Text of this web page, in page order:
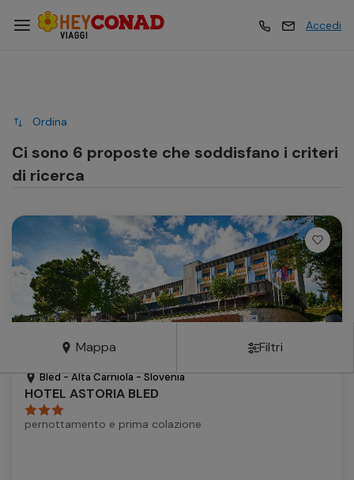
Esperienze
Crociere
Traghetti
Autonoleggio
Parcheggio
Accedi
Esperienze
Crociere
Traghetti
Autonoleggio
Mappa Filtri
Ordina
Ci sono 6 proposte che soddisfano i criteri
di ricerca
Vacanze
Bled - Alta Carniola - Slovenia
HOTEL ASTORIA BLED
pernottamento e prima colazione